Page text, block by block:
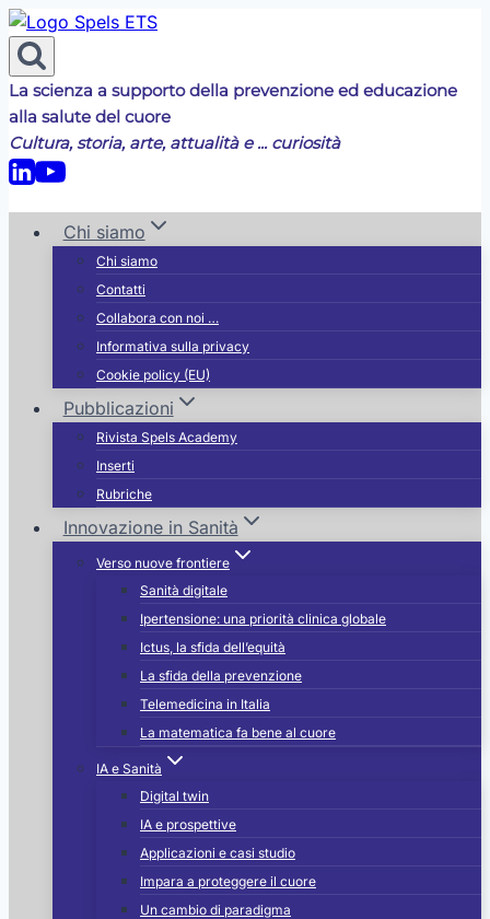
Salta
al
contenuto
La scienza a supporto della prevenzione ed educazione
alla salute del cuore
Cultura, storia, arte, attualità e ... curiosità
Chi siamo
Chi siamo
Contatti
Collabora con noi …
Informativa sulla privacy
Cookie policy (EU)
Pubblicazioni
Rivista Spels Academy
Inserti
Rubriche
Innovazione in Sanità
Verso nuove frontiere
Sanità digitale
Ipertensione: una priorità clinica globale
Ictus, la sfida dell’equità
La sfida della prevenzione
Telemedicina in Italia
La matematica fa bene al cuore
IA e Sanità
Digital twin
IA e prospettive
Applicazioni e casi studio
Impara a proteggere il cuore
Un cambio di paradigma